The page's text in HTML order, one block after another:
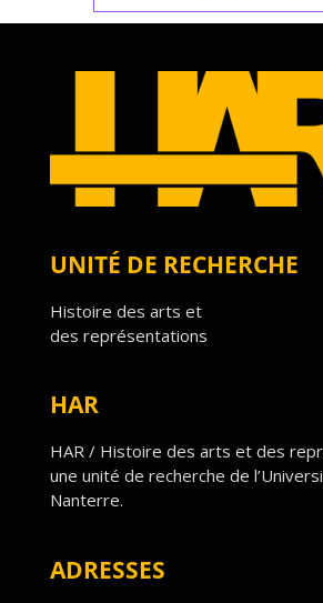
UNITÉ DE RECHERCHE
Histoire des arts et
des représentations
HAR
HAR / Histoire des arts et des
une unité de recherche de
Nanterre.
ADRESSES